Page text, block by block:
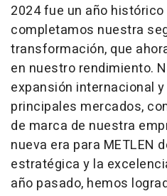
2024 fue un año
completamos nuestra
transformación, que
en nuestro rendimiento.
expansión internacional
principales mercados,
de marca de nuestra
nueva era para METLEN
estratégica y la
año pasado, hemos